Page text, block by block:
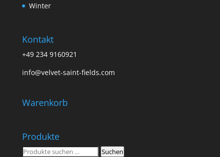
Winter
Kontakt
+49 234 9160921
info@velvet-saint-fields.com
Warenkorb
Produkte
Suchen
Suchen